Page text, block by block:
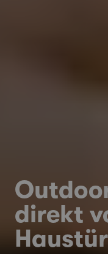
direkt
Haustür